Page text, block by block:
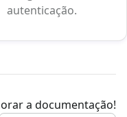
autenticação.
a documentação!